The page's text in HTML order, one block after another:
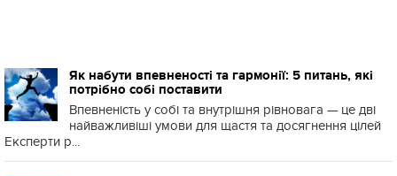
Як набути впевненості та гармонії: 5 питань, які
потрібно собі поставити
Впевненість у собі та внутрішня рівновага — це дві
найважливіші умови для щастя та досягнення цілей
Експерти р...